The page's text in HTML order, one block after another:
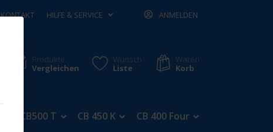
KONTAKT HILFE & SERVICE ANMELDEN
Produkte
Vergleichen
Wunsch
Liste
Waren
Korb
CB500 T CB 450 K CB 400 Four